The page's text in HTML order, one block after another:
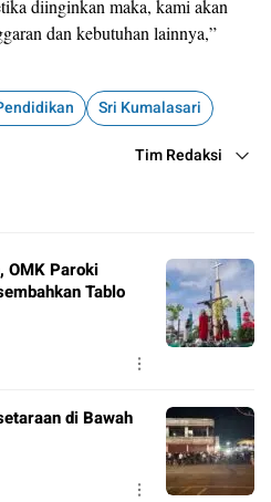
diinginkan maka, kami akan
dan kebutuhan lainnya,”
Sri Kumalasari
Tim Redaksi
OMK Paroki
Tablo
di Bawah